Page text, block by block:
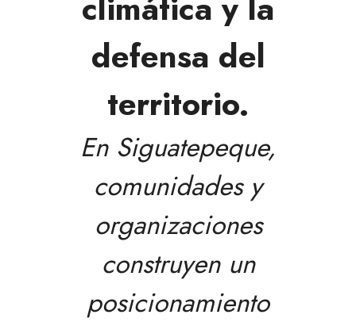
defensa del
territorio.
En Siguatepeque,
comunidades y
organizaciones
construyen un
posicionamiento